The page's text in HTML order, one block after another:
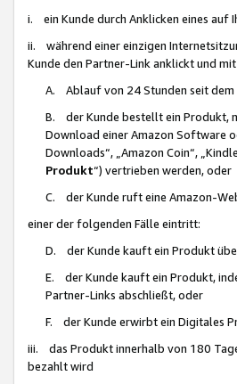
i. ein Kunde durch Anklicken eines auf
ii. während einer einzigen
Kunde den Partner-Link anklickt und
A. Ablauf von 24 Stunden seit dem
B. der Kunde bestellt ein Produkt,
Download einer Amazon Software
Downloads“, „Amazon Coin“,
Produkt“) vertrieben werden, oder
C. der Kunde ruft eine Amazon-
einer der folgenden Fälle eintritt:
D. der Kunde kauft ein Produkt
E. der Kunde kauft ein Produkt,
Partner-Links abschließt, oder
F. der Kunde erwirbt ein Digitales
iii. das Produkt innerhalb von 180
bezahlt wird